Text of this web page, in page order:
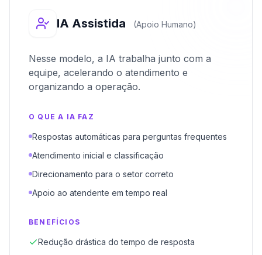
IA Assistida (Apoio Humano)
Nesse modelo, a IA trabalha junto com a
equipe, acelerando o atendimento e
organizando a operação.
O QUE A IA FAZ
Respostas automáticas para perguntas frequentes
Atendimento inicial e classificação
Direcionamento para o setor correto
Apoio ao atendente em tempo real
BENEFÍCIOS
Redução drástica do tempo de resposta